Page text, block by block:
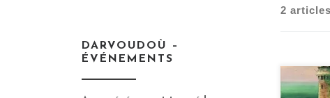
2 articles
DARVOUDOÙ –
ÉVÉNEMENTS